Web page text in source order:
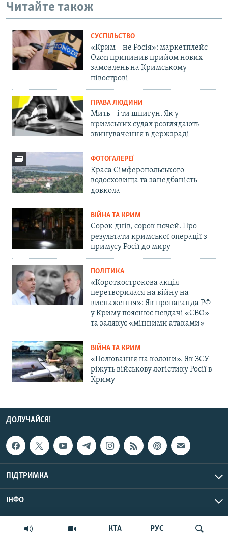
КТА РУС
Читайте також
СУСПІЛЬСТВО
«Крим – не Росія»: маркетплейс
Ozon припинив прийом нових
замовлень на Кримському
півострові
ПРАВА ЛЮДИНИ
Мить – і ти шпигун. Як у
кримських судах розглядають
звинувачення в держзраді
ФОТОГАЛЕРЕЇ
Краса Сімферопольського
водосховища та занедбаність
довкола
ВІЙНА ТА КРИМ
Сорок днів, сорок ночей. Про
результати кримської операції з
примусу Росії до миру
ПОЛІТИКА
«Короткострокова акція
перетворилася на війну на
виснаження»: Як пропаганда РФ
у Криму пояснює невдачі «СВО»
та залякує «мінними атаками»
ВІЙНА ТА КРИМ
«Полювання на колони». Як ЗСУ
ріжуть військову логістику Росії в
Криму
ДОЛУЧАЙСЯ!
ПІДТРИМКА
ІНФО
© Крим.Реалії, 2026 | Усі права застережено.